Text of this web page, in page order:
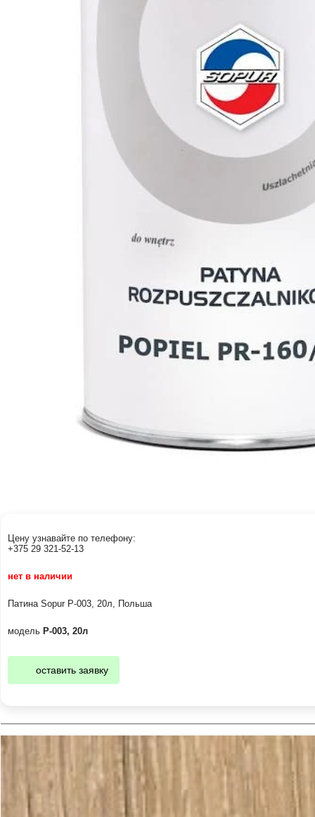
Цену узнавайте по телефону:
+375 29 321-52-13
нет в наличии
Патина Sopur Р-003, 20л, Польша
модель Р-003, 20л
оставить заявку